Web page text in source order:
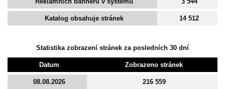
Katalog obsahuje stránek 14 512
Statistika zobrazení stránek za posledních 30 dní
Datum Zobrazeno stránek
08.08.2026 216 559